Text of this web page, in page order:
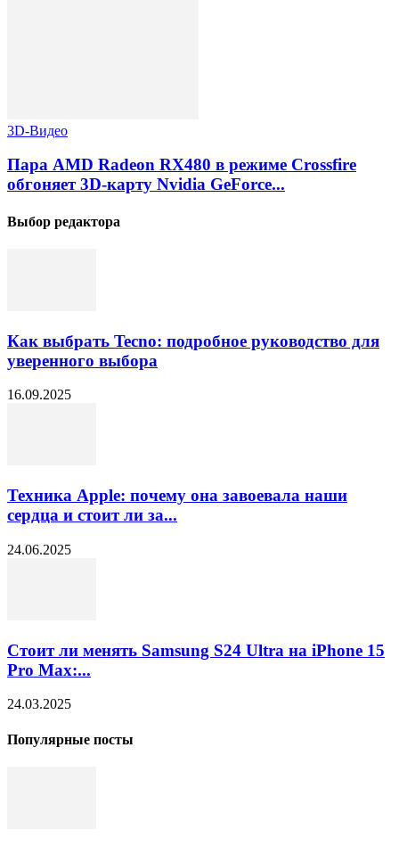
3D-Видео
Пара AMD Radeon RX480 в режиме Crossfire
обгоняет 3D-карту Nvidia GeForce...
Выбор редактора
Как выбрать Tecno: подробное руководство для
уверенного выбора
16.09.2025
Техника Apple: почему она завоевала наши
сердца и стоит ли за...
24.06.2025
Стоит ли менять Samsung S24 Ultra на iPhone 15
Pro Max:...
24.03.2025
Популярные посты